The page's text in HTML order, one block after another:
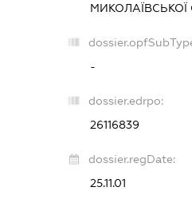
МИКОЛАЇВСЬКОЇ
-
dossier.edrpo:
26116839
dossier.regDate:
25.11.01